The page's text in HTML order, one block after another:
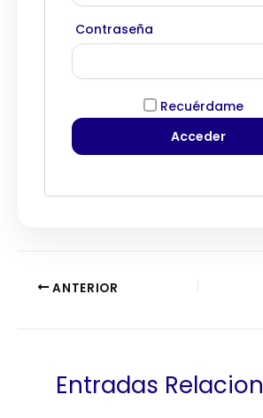
Contraseña
Recuérdame
ANTERIOR
Entradas